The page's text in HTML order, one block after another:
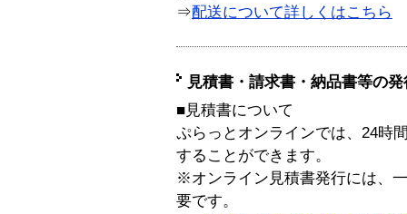
⇒配送について詳しくはこちら
見積書・請求書・納品書等の
■見積書について
ぷらっとオンラインでは、24時
することができます。
※オンライン見積書発行には、
要です。